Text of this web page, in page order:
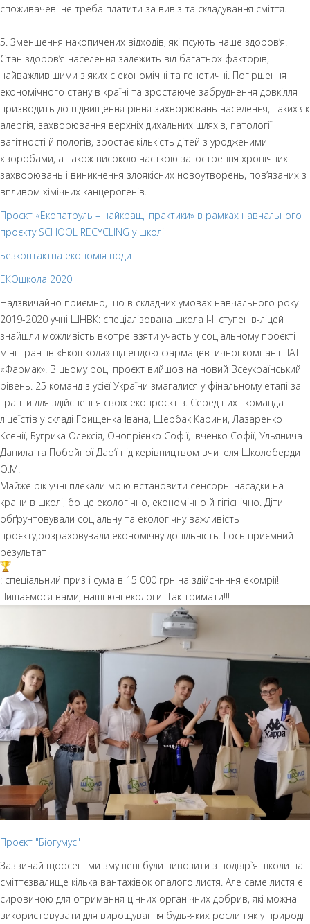
споживачеві не треба платити за вивіз та складування сміття.
5. Зменшення накопичених відходів, які псують наше здоров’я.
Стан здоров’я населення залежить від багатьох факторів,
найважливішими з яких є економічні та генетичні. Погіршення
економічного стану в країні та зростаюче забруднення довкілля
призводить до підвищення рівня захворювань населення, таких як
алергія, захворювання верхніх дихальних шляхів, патології
вагітності й пологів, зростає кількість дітей з уродженими
хворобами, а також високою часткою загострення хронічних
захворювань і виникнення злоякісних новоутворень, пов’язаних з
впливом хімічних канцерогенів.
Проєкт «Екопатруль – найкращі практики» в рамках навчального
проєкту SCHOOL RECYCLING у школі
Безконтактна економія води
ЕКОшкола 2020
Надзвичайно приємно, що в складних умовах навчального року
2019-2020 учні ШНВК: спеціалізована школа І-ІІ ступенів-ліцей
знайшли можливість вкотре взяти участь у соціальному проєкті
міні-грантів «Екошкола» під егідою фармацевтичної компанії ПАТ
«Фармак». В цьому році проєкт вийшов на новий Всеукраїнський
рівень. 25 команд з усієї України змагалися у фінальному етапі за
гранти для здійснення своїх екопроєктів. Серед них і команда
ліцеїстів у складі Грищенка Івана, Щербак Карини, Лазаренко
Ксенії, Бугрика Олексія, Онопрієнко Софії, Івченко Софії, Ульянича
Данила та Побойної Дар‘ї під керівництвом вчителя Школоберди
О.М.
Майже рік учні плекали мрію встановити сенсорні насадки на
крани в школі, бо це екологічно, економічно й гігієнічно. Діти
обґрунтовували соціальну та екологічну важливість
проєкту,розраховували економічну доцільність. І ось приємний
результат
: спеціальний приз і сума в 15 000 грн на здійсннння екомрії!
Пишаємося вами, наші юні екологи! Так тримати!!!
Проєкт "Біогумус"
Зазвичай щоосені ми змушені були вивозити з подвір`я школи на
сміттєзвалище кілька вантажівок опалого листя. Але саме листя є
сировиною для отримання цінних органічних добрив, які можна
використовувати для вирощування будь-яких рослин як у природі